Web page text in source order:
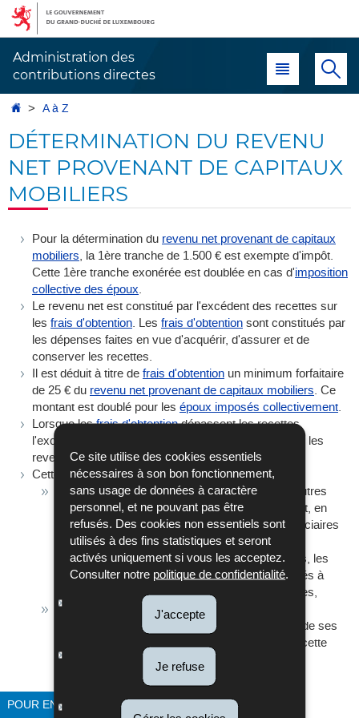
Ce site utilise des cookies essentiels
nécessaires à son bon fonctionnement,
sans usage de données à caractère
personnel, et ne pouvant pas être
refusés. Des cookies non essentiels sont
utilisés à des fins statistiques et seront
activés uniquement si vous les acceptez.
Consulter notre politique de confidentialité.
J'accepte
Je refuse
Aller
navigation
Aller
au
Administration des
contributions directes
Menu principal
AccueilA à Z
DÉTERMINATION DU REVENU
NET PROVENANT DE CAPITAUX
MOBILIERS
Pour la détermination du revenu net provenant de capitaux
mobiliers, la 1ère tranche de 1.500 € est exempte d'impôt.
Cette 1ère tranche exonérée est doublée en cas d'imposition
collective des époux.
Le revenu net est constitué par l'excédent des recettes sur
les frais d'obtention. Les frais d'obtention sont constitués par
les dépenses faites en vue d'acquérir, d'assurer et de
conserver les recettes.
Il est déduit à titre de frais d'obtention un minimum forfaitaire
de 25 € du revenu net provenant de capitaux mobiliers. Ce
montant est doublé pour les époux imposés collectivement.
Lorsque lesfrais d'obtentiondépassent les recettes,
l'excédent de perte ne peut pas être compensé avec les
revenus nets d'autrescatégories de revenus
Cette restriction ne vaut pas :
à l'égard des dividendes, parts de bénéfice et autres
produits alloués, sous quelque forme que ce soit, en
raison des actions, parts de capital, parts bénéficiaires
ou autres participations de toute nature dans les
collectivités, notamment les sociétés anonymes, les
sociétés en commandite par actions, les sociétés à
responsabilité limitée et les sociétés coopératives,
si le contribuable détient dans la collectivité une
participation importante et perçoit plus de 50 % de ses
revenus professionnels d'une occupation dans cette
collectivité.
POUR EN SAVOIR PLUS